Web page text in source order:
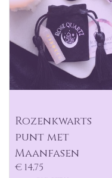
Rozenkwarts
punt met
Maanfasen
€ 14,75